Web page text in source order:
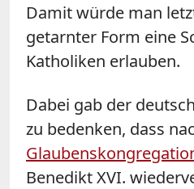
Damit würde man
getarnter Form eine
Katholiken erlauben.
Dabei gab der
zu bedenken, dass
Benedikt XVI.